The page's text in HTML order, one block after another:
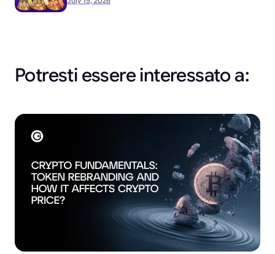
Potresti essere interessato a: